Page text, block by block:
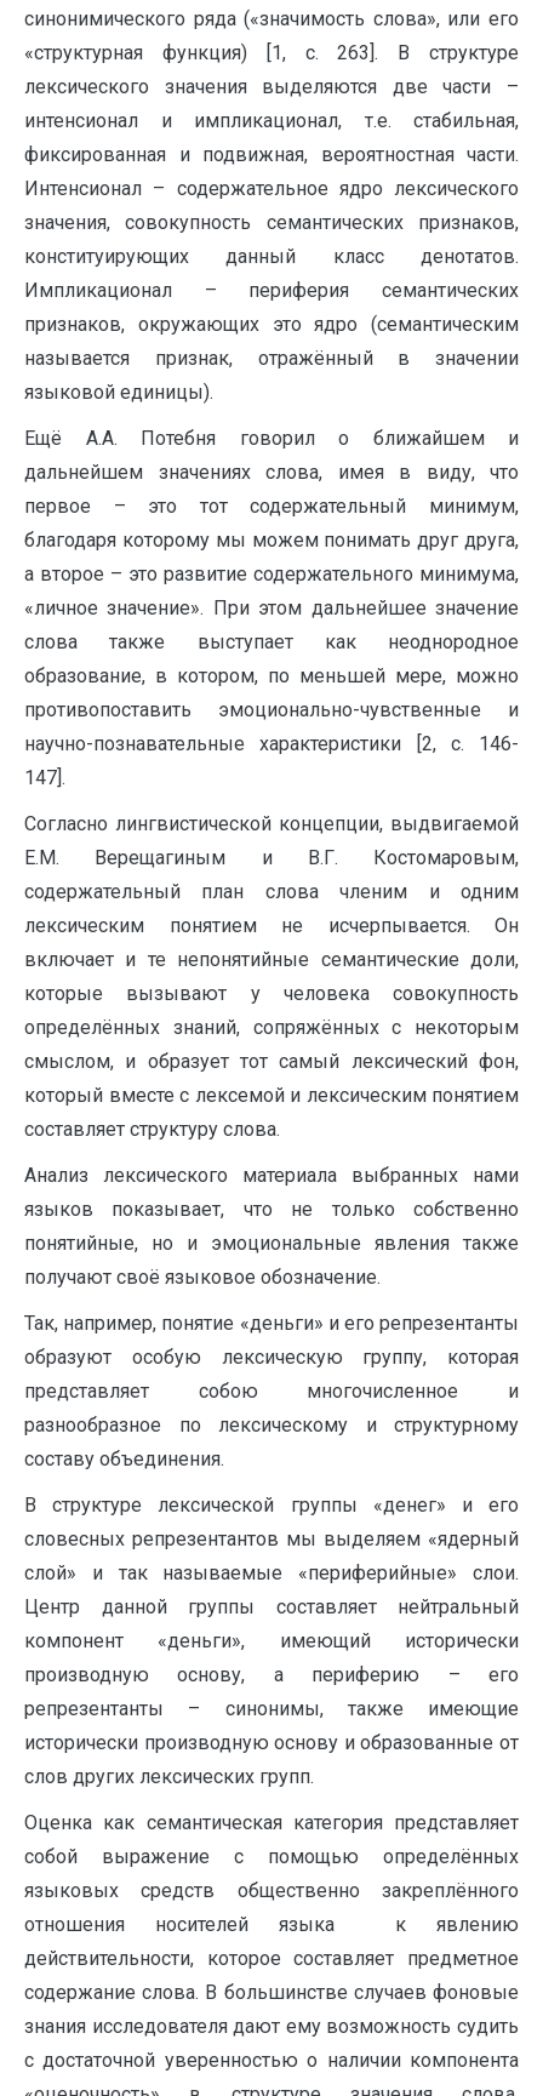
синонимического ряда («значимость слова», или его
«структурная функция) [1, c. 263]. В структуре
лексического значения выделяются две части –
интенсионал и импликационал, т.е. стабильная,
фиксированная и подвижная, вероятностная части.
Интенсионал – содержательное ядро лексического
значения, совокупность семантических признаков,
конституирующих данный класс денотатов.
Импликационал – периферия семантических
признаков, окружающих это ядро (семантическим
называется признак, отражённый в значении
языковой единицы).
Ещё А.А. Потебня говорил о ближайшем и
дальнейшем значениях слова, имея в виду, что
первое – это тот содержательный минимум,
благодаря которому мы можем понимать друг друга,
а второе – это развитие содержательного минимума,
«личное значение». При этом дальнейшее значение
слова также выступает как неоднородное
образование, в котором, по меньшей мере, можно
противопоставить эмоционально-чувственные и
научно-познавательные характеристики [2, c. 146-
147].
Согласно лингвистической концепции, выдвигаемой
Е.М. Вереща­ги­ным и В.Г. Костомаровым,
содержательный план слова членим и одним
лексическим понятием не исчерпывается. Он
включает и те непонятийные семантические доли,
которые вызывают у человека совокупность
определённых знаний, сопряжённых с некоторым
смыслом, и образует тот самый лексический фон,
который вместе с лексемой и лексическим понятием
составляет структуру слова.
Анализ лексического материала выбранных нами
языков показывает, что не только собственно
понятийные, но и эмоциональные явления также
получают своё языковое обозначение.
Так, например, понятие «деньги» и его репрезентанты
образуют особую лексическую группу, которая
представляет собою многочисленное и
разнообразное по лексическому и структурному
составу объединения.
В структуре лексической группы «денег» и его
словесных репрезентантов мы выделяем «ядерный
слой» и так называемые «периферийные» слои.
Центр данной группы составляет нейтральный
компонент «деньги», имеющий исторически
производную основу, а периферию – его
репрезентанты – синонимы, также имеющие
исторически производную основу и образованные от
слов других лексических групп.
Оценка как семантическая категория представляет
собой выражение с помощью определённых
языковых средств общественно закреплённого
отношения носителей языка к явлению
действительности, которое составляет предметное
содержание слова. В большинстве случаев фоновые
знания исследователя дают ему возможность судить
с достаточной уверенностью о наличии компонента